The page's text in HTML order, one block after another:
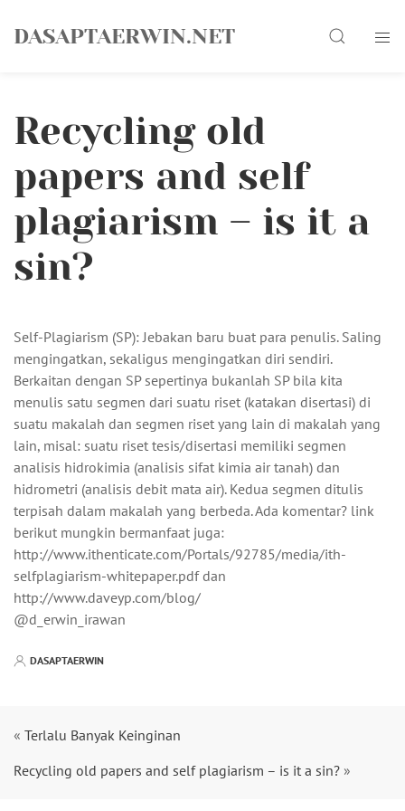
DASAPTAERWIN.NET Search
Recycling old
papers and self
plagiarism – is it a
sin?
Self-Plagiarism (SP): Jebakan baru buat para penulis. Saling
mengingatkan, sekaligus mengingatkan diri sendiri.
Berkaitan dengan SP sepertinya bukanlah SP bila kita
menulis satu segmen dari suatu riset (katakan disertasi) di
suatu makalah dan segmen riset yang lain di makalah yang
lain, misal: suatu riset tesis/disertasi memiliki segmen
analisis hidrokimia (analisis sifat kimia air tanah) dan
hidrometri (analisis debit mata air). Kedua segmen ditulis
terpisah dalam makalah yang berbeda. Ada komentar? link
berikut mungkin bermanfaat juga:
http://www.ithenticate.com/Portals/92785/media/ith-
selfplagiarism-whitepaper.pdf dan
http://www.daveyp.com/blog/
@d_erwin_irawan
DASAPTAERWIN
« Terlalu Banyak Keinginan
Recycling old papers and self plagiarism – is it a sin? »